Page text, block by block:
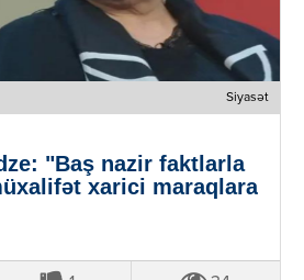
Siyasət
"Baş nazir faktlarla
xarici maraqlara